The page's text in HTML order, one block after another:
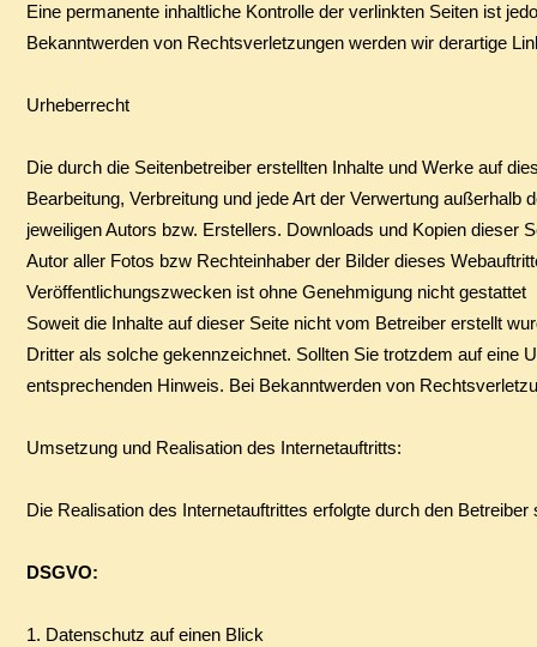
Eine permanente inhaltliche Kontrolle der verlinkten Seiten ist
Bekanntwerden von Rechtsverletzungen werden wir derartige
Urheberrecht
Die durch die Seitenbetreiber erstellten Inhalte und Werke auf
Bearbeitung, Verbreitung und jede Art der Verwertung
jeweiligen Autors bzw. Erstellers. Downloads und Kopien dieser
Autor aller Fotos bzw Rechteinhaber der Bilder dieses
Veröffentlichungszwecken ist ohne Genehmigung nicht gestattet
Soweit die Inhalte auf dieser Seite nicht vom Betreiber erstellt
Dritter als solche gekennzeichnet. Sollten Sie trotzdem auf eine
entsprechenden Hinweis. Bei Bekanntwerden von
Umsetzung und Realisation des Internetauftritts:
Die Realisation des Internetauftrittes erfolgte durch den
DSGVO:
1. Datenschutz auf einen Blick